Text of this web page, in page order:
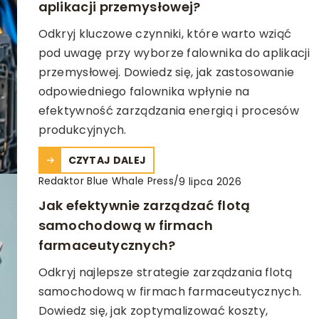
aplikacji przemysłowej?
Odkryj kluczowe czynniki, które warto wziąć
pod uwagę przy wyborze falownika do aplikacji
przemysłowej. Dowiedz się, jak zastosowanie
odpowiedniego falownika wpłynie na
efektywność zarządzania energią i procesów
produkcyjnych.
CZYTAJ DALEJ
Redaktor Blue Whale Press/9 lipca 2026
Jak efektywnie zarządzać flotą
samochodową w firmach
farmaceutycznych?
Odkryj najlepsze strategie zarządzania flotą
samochodową w firmach farmaceutycznych.
Dowiedz się, jak zoptymalizować koszty,